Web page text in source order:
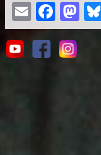
Email